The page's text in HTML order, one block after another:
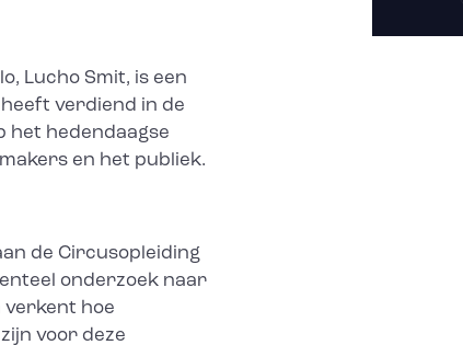
Lucho Smit, is een
verdiend in de
het hedendaagse
en het publiek.
de Circusopleiding
onderzoek naar
hoe
voor deze